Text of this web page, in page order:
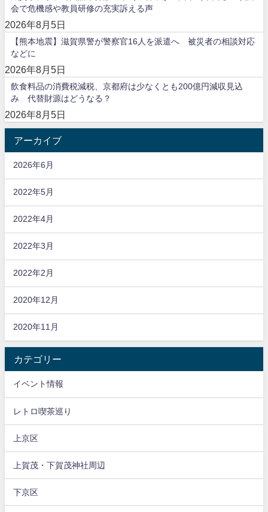
会で危機感や教員研修の充実訴える声
2026年8月5日
【熊本地震】滋賀県警が警察官16人を派遣へ 被災者の相談対応
などに
2026年8月5日
飲食料品の消費税減税、京都府は少なくとも200億円減収見込
み 代替財源はどうなる？
2026年8月5日
アーカイブ
2026年6月
2022年5月
2022年4月
2022年3月
2022年2月
2020年12月
2020年11月
カテゴリー
イベント情報
レトロ喫茶巡り
上京区
上賀茂・下賀茂神社周辺
下京区